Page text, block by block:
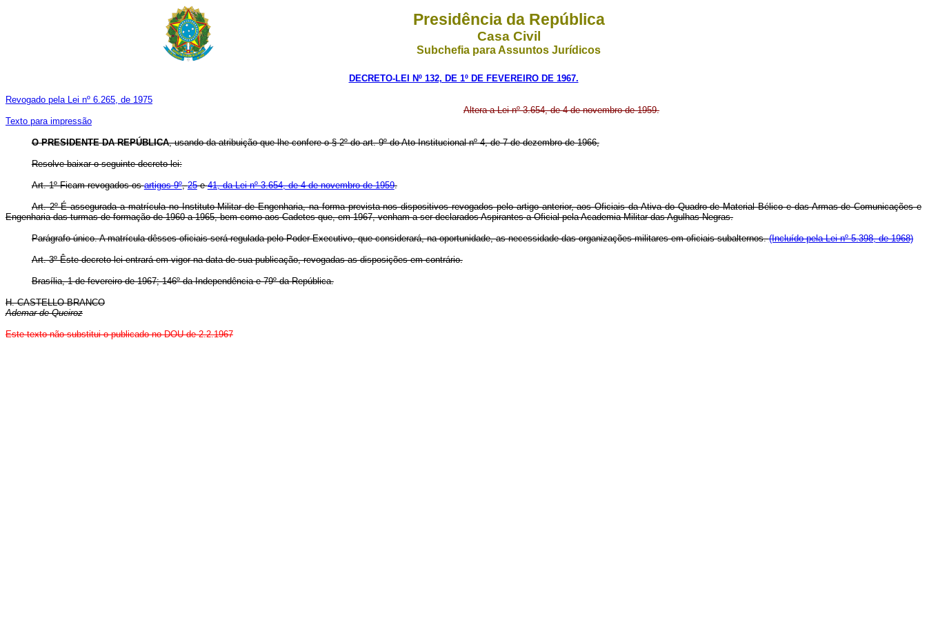
Presidência da República
Casa Civil
Subchefia para Assuntos Jurídicos
DECRETO-LEI Nº 132, DE 1º DE FEVEREIRO DE 1967.
Revogado pela Lei nº 6.265, de 1975
Texto para impressão
Altera a Lei nº 3.654, de 4 de novembro de 1959.
O PRESIDENTE DA REPÚBLICA, usando da atribuição que lhe confere o § 2º do art. 9º do Ato Institucional nº 4, de 7 de dezembro de 1966,
Resolve baixar o seguinte decreto-lei:
Art. 1º Ficam revogados osartigos 9º,25e41, da Lei nº 3.654, de 4 de novembro de 1959.
Art. 2º É assegurada a matrícula no Instituto Militar de Engenharia, na forma prevista nos dispositivos revogados pelo artigo anterior, aos Oficiais da Ativa do Quadro de Material Bélico e das Armas de Comunicações e
Engenharia das turmas de formação de 1960 a 1965, bem como aos Cadetes que, em 1967, venham a ser declarados Aspirantes-a-Oficial pela Academia Militar das Agulhas Negras.
Parágrafo único. A matrícula dêsses oficiais será regulada pelo Poder Executivo, que considerará, na oportunidade, as necessidade das organizações militares em oficiais subalternos.(Incluído pela Lei nº 5.398, de 1968)
Art. 3º Êste decreto-lei entrará em vigor na data de sua publicação, revogadas as disposições em contrário.
Brasília, 1 de fevereiro de 1967; 146º da Independência e 79º da República.
H. CASTELLO BRANCO
Ademar de Queiroz
Este texto não substitui o publicado no DOU de 2.2.1967